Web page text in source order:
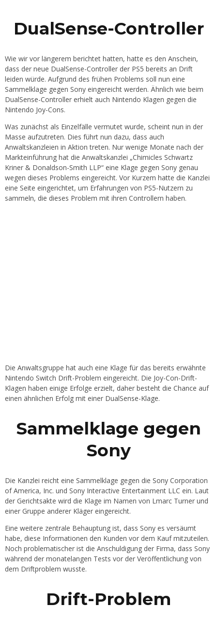
DualSense-Controller
Wie wir vor längerem berichtet hatten, hatte es den Anschein,
dass der neue DualSense-Controller der PS5 bereits an Drift
leiden würde. Aufgrund des frühen Problems soll nun eine
Sammelklage gegen Sony eingereicht werden. Ähnlich wie beim
DualSense-Controller erhielt auch Nintendo Klagen gegen die
Nintendo Joy-Cons.
Was zunächst als Einzelfälle vermutet wurde, scheint nun in der
Masse aufzutreten. Dies führt nun dazu, dass auch
Anwaltskanzleien in Aktion treten. Nur wenige Monate nach der
Markteinführung hat die Anwaltskanzlei „Chimicles Schwartz
Kriner & Donaldson-Smith LLP“ eine Klage gegen Sony genau
wegen dieses Problems eingereicht. Vor Kurzem hatte die Kanzlei
eine Seite eingerichtet, um Erfahrungen von PS5-Nutzern zu
sammeln, die dieses Problem mit ihren Controllern haben.
Die Anwaltsgruppe hat auch eine Klage für das bereits erwähnte
Nintendo Switch Drift-Problem eingereicht. Die Joy-Con-Drift-
Klagen haben einige Erfolge erzielt, daher besteht die Chance auf
einen ähnlichen Erfolg mit einer DualSense-Klage.
Sammelklage gegen
Sony
Die Kanzlei reicht eine Sammelklage gegen die Sony Corporation
of America, Inc. und Sony Interactive Entertainment LLC ein. Laut
der Gerichtsakte wird die Klage im Namen von Lmarc Turner und
einer Gruppe anderer Kläger eingereicht.
Eine weitere zentrale Behauptung ist, dass Sony es versäumt
habe, diese Informationen den Kunden vor dem Kauf mitzuteilen.
Noch problematischer ist die Anschuldigung der Firma, dass Sony
während der monatelangen Tests vor der Veröffentlichung von
dem Driftproblem wusste.
Drift-Problem